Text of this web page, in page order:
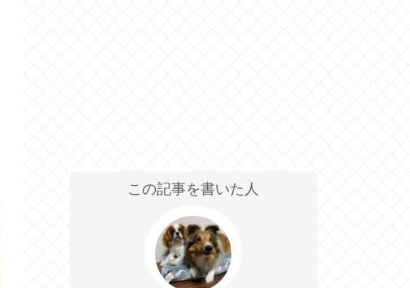
この記事を書いた人